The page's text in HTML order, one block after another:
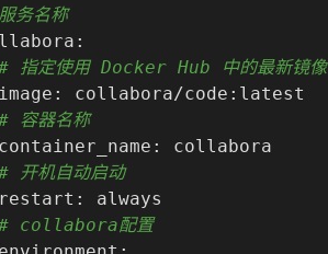
务名称
指定使用 Docker Hub 中的最新镜像
collabora/code:latest
容器名称
collabora
开机自动启动
always
collabora配置